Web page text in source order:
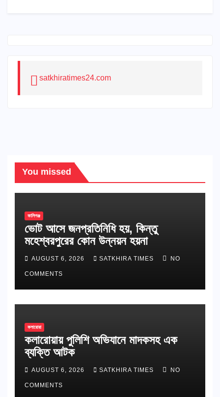
satkhiratimes24.com
You missed
কালিগঞ্জ
ভোট আসে জনপ্রতিনিধি হয়, কিন্তু
মহেশ্বরপুরের কোন উন্নয়ন হয়না
AUGUST 6, 2026 SATKHIRA TIMES NO
COMMENTS
কলারোয়া
কলারোয়ায় পুলিশি অভিযানে মাদকসহ এক
ব্যক্তি আটক
AUGUST 6, 2026 SATKHIRA TIMES NO
COMMENTS